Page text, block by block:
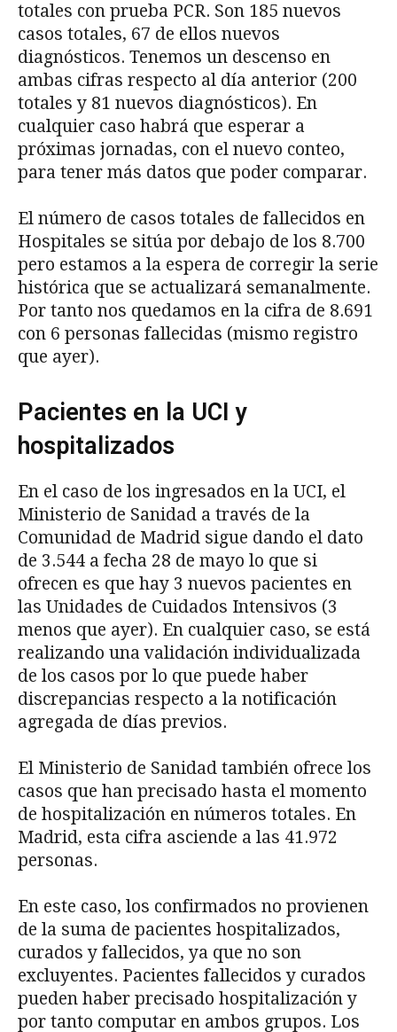
totales con prueba PCR. Son 185 nuevos
casos totales, 67 de ellos nuevos
diagnósticos. Tenemos un descenso en
ambas cifras respecto al día anterior (200
totales y 81 nuevos diagnósticos). En
cualquier caso habrá que esperar a
próximas jornadas, con el nuevo conteo,
para tener más datos que poder comparar.
El número de casos totales de fallecidos en
Hospitales se sitúa por debajo de los 8.700
pero estamos a la espera de corregir la serie
histórica que se actualizará semanalmente.
Por tanto nos quedamos en la cifra de 8.691
con 6 personas fallecidas (mismo registro
que ayer).
Pacientes en la UCI y
hospitalizados
En el caso de los ingresados en la UCI, el
Ministerio de Sanidad a través de la
Comunidad de Madrid sigue dando el dato
de 3.544 a fecha 28 de mayo lo que si
ofrecen es que hay 3 nuevos pacientes en
las Unidades de Cuidados Intensivos (3
menos que ayer). En cualquier caso, se está
realizando una validación individualizada
de los casos por lo que puede haber
discrepancias respecto a la notificación
agregada de días previos.
El Ministerio de Sanidad también ofrece los
casos que han precisado hasta el momento
de hospitalización en números totales. En
Madrid, esta cifra asciende a las 41.972
personas.
En este caso, los confirmados no provienen
de la suma de pacientes hospitalizados,
curados y fallecidos, ya que no son
excluyentes. Pacientes fallecidos y curados
pueden haber precisado hospitalización y
por tanto computar en ambos grupos. Los